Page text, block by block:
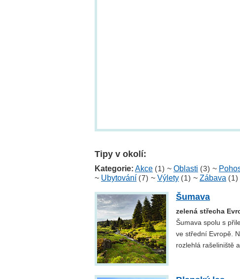
Tipy v okolí:
Kategorie: Akce (1) ~ Oblasti (3) ~
~ Ubytování (7) ~ Výlety (1) ~ Zábava (1)
Šumava
zelená střecha
Šumava spolu s
ve střední Evropě.
rozlehlá rašeliniště